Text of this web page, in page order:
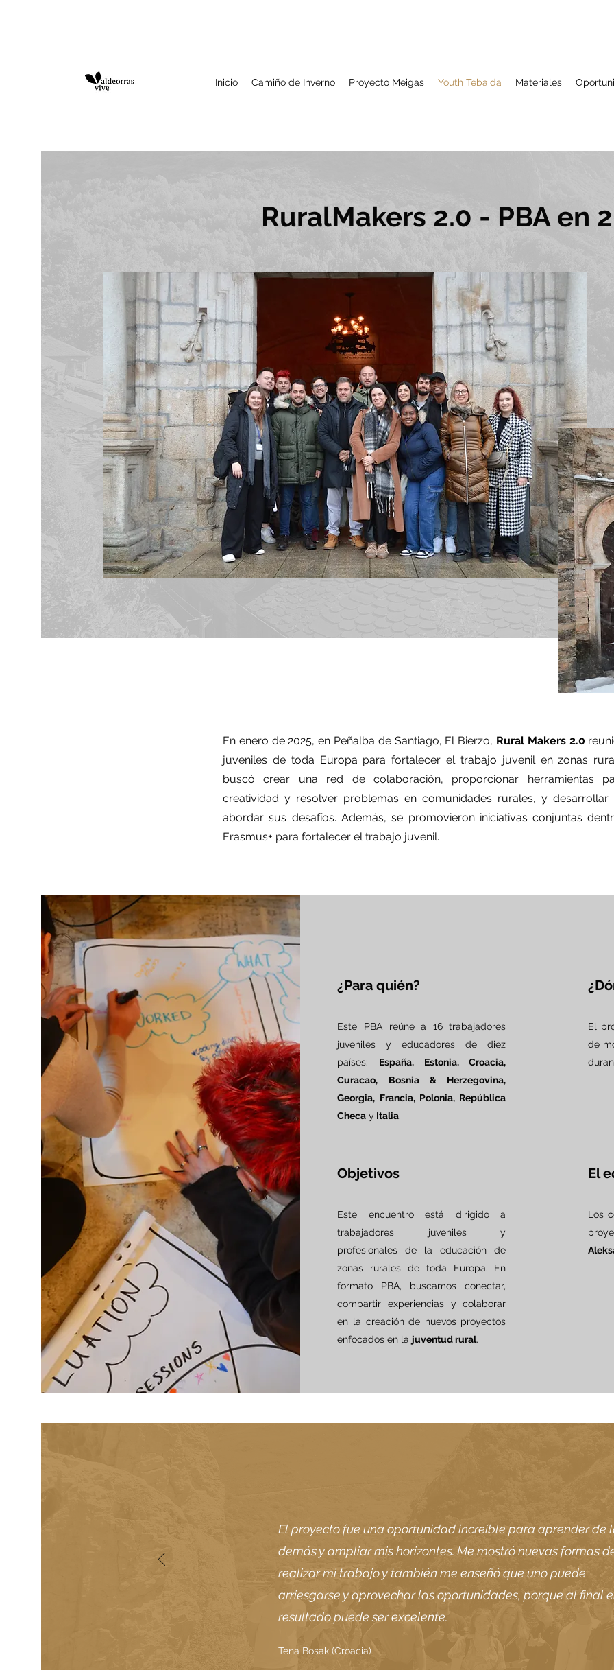
Inicio Camiño de Inverno Proyecto Meigas Youth Tebaida Materiales
RuralMakers 2.0 - PBA en
En enero de 2025, en Peñalba de Santiago, El Bierzo, Rural Makers 2.0
juveniles de toda Europa para fortalecer el trabajo juvenil en zonas
buscó crear una red de colaboración, proporcionar herramientas
creatividad y resolver problemas en comunidades rurales, y desarrollar
abordar sus desafíos. Además, se promovieron iniciativas conjuntas
Erasmus+ para fortalecer el trabajo juvenil.
¿Para quién?
Este PBA reúne a 16 trabajadores
juveniles y educadores de diez
países: España, Estonia, Croacia,
Curacao, Bosnia & Herzegovina,
Georgia, Francia, Polonia, República
Checa y Italia.
El
de
Objetivos
Este encuentro está dirigido a
trabajadores juveniles y
profesionales de la educación de
zonas rurales de toda Europa. En
formato PBA, buscamos conectar,
compartir experiencias y colaborar
en la creación de nuevos proyectos
enfocados en la juventud rural.
El
Los
El proyecto fue una oportunidad increíble para aprender de
demás y ampliar mis horizontes. Me mostró nuevas formas
realizar mi trabajo y también me enseñó que uno puede
arriesgarse y aprovechar las oportunidades, porque al final
resultado puede ser excelente.
Tena Bosak (Croacia)